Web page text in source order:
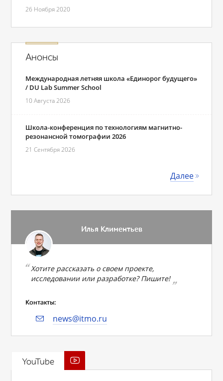
26 Ноября 2020
Анонсы
Международная летняя школа «Единорог будущего»
/ DU Lab Summer School
10 Августа 2026
Школа-конференция по технологиям магнитно-
резонансной томографии 2026
21 Сентября 2026
Далее
Илья Климентьев
Хотите рассказать о своем проекте,
исследовании или разработке? Пишите!
Контакты:
news@itmo.ru
YouTube